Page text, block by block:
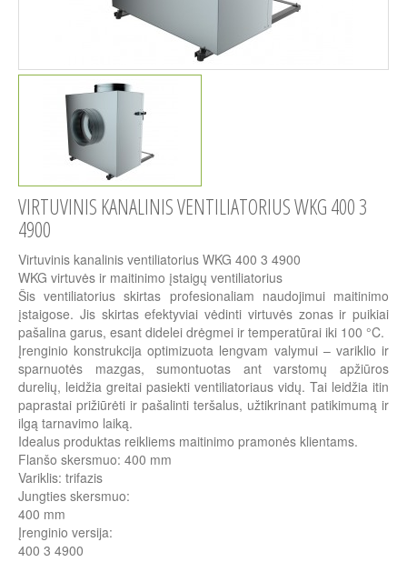
VIRTUVINIS KANALINIS VENTILIATORIUS WKG 400 3
4900
Virtuvinis kanalinis ventiliatorius WKG 400 3 4900
WKG virtuvės ir maitinimo įstaigų ventiliatorius
Šis ventiliatorius skirtas profesionaliam naudojimui maitinimo
įstaigose. Jis skirtas efektyviai vėdinti virtuvės zonas ir puikiai
pašalina garus, esant didelei drėgmei ir temperatūrai iki 100 °C.
Įrenginio konstrukcija optimizuota lengvam valymui – variklio ir
sparnuotės mazgas, sumontuotas ant varstomų apžiūros
durelių, leidžia greitai pasiekti ventiliatoriaus vidų. Tai leidžia itin
paprastai prižiūrėti ir pašalinti teršalus, užtikrinant patikimumą ir
ilgą tarnavimo laiką.
Idealus produktas reikliems maitinimo pramonės klientams.
Flanšo skersmuo: 400 mm
Variklis: trifazis
Jungties skersmuo:
400 mm
Įrenginio versija:
400 3 4900